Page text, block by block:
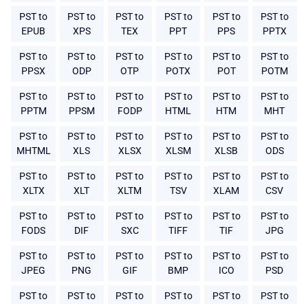
PST to
EPUB
PST to
XPS
PST to
TEX
PST to
PPT
PST to
PPS
PST to
PPTX
PST to
PPSX
PST to
ODP
PST to
OTP
PST to
POTX
PST to
POT
PST to
POTM
PST to
PPTM
PST to
PPSM
PST to
FODP
PST to
HTML
PST to
HTM
PST to
MHT
PST to
MHTML
PST to
XLS
PST to
XLSX
PST to
XLSM
PST to
XLSB
PST to
ODS
PST to
XLTX
PST to
XLT
PST to
XLTM
PST to
TSV
PST to
XLAM
PST to
CSV
PST to
FODS
PST to
DIF
PST to
SXC
PST to
TIFF
PST to
TIF
PST to
JPG
PST to
JPEG
PST to
PNG
PST to
GIF
PST to
BMP
PST to
ICO
PST to
PSD
PST to
PST to
PST to
PST to
PST to
PST to